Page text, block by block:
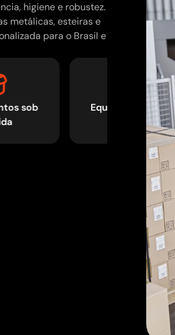
higiene e robustez.
metálicas, esteiras e
para o Brasil e
sob
Equipamentos sob
medida